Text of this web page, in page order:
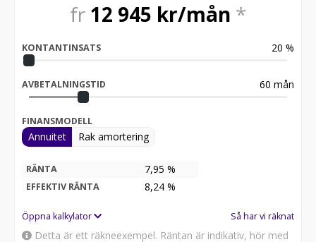
fr 12 945 kr/mån *
KONTANTINSATS 20 %
AVBETALNINGSTID 60 mån
FINANSMODELL
Annuitet Rak amortering
RÄNTA 7,95 %
EFFEKTIV RÄNTA 8,24 %
Öppna kalkylator Så har vi räknat
Detta är ett räkneexempel. Räntan är indikativ, hör med